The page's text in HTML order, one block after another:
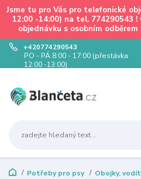
Jsme tu pro Vás pro telefonické
12:00 -14:00) na tel. 774290543
objednávku s osobním
+420774290543
PO - PÁ 8:00 - 17:00 (přestávka
12:00 -13:00)
Potřeby pro psy
Obojky,